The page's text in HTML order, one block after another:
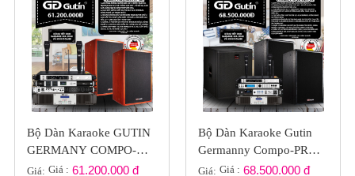
Bộ Dàn Karaoke GUTIN
GERMANY COMPO-
PRO GP2022-S02
Giá: Giá : 61.200.000 đ
Bộ Dàn Karaoke Gutin
Germanny Compo-PRO
GP2022-02
Giá: Giá : 68.500.000 đ